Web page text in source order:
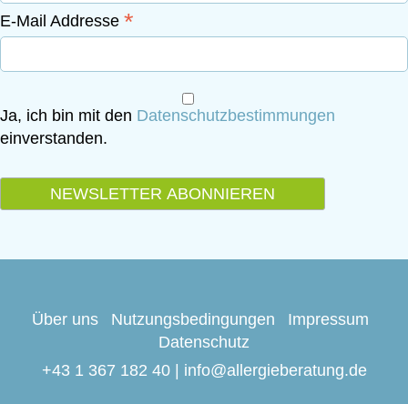
E-Mail Addresse *
Ja, ich bin mit den Datenschutzbestimmungen
einverstanden.
Über uns Nutzungsbedingungen
Impressum
Datenschutz
Kontakt:
+43 1 367 182 40| info@allergieberatung.de